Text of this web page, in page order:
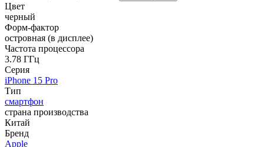
Цвет
черный
Форм-фактор
островная (в дисплее)
Частота процессора
3.78 ГГц
Серия
iPhone 15 Pro
Тип
смартфон
страна производства
Китай
Бренд
Apple